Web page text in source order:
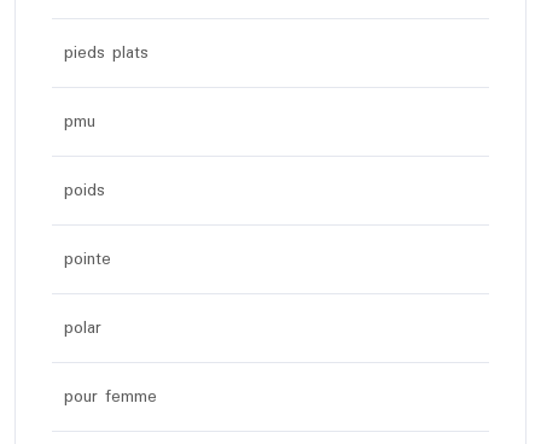
pieds plats
pmu
poids
pointe
polar
pour femme